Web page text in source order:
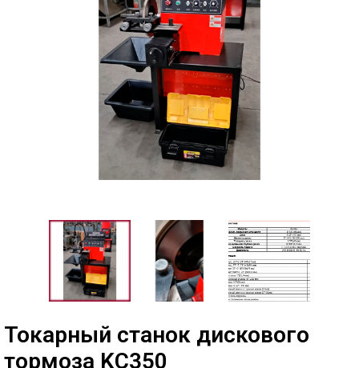
Токарный станок дискового
тормоза KC350